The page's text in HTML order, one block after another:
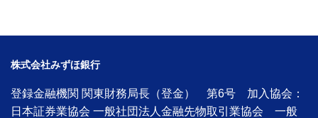
株式会社みずほ銀行
登録金融機関 関東財務局長（登金） 第6号 加入協会：
日本証券業協会 一般社団法人金融先物取引業協会 一般